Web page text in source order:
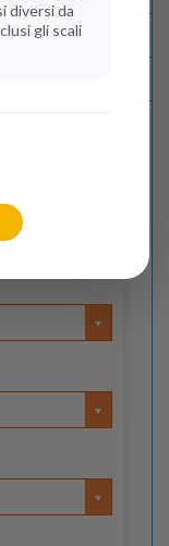
diversi da
gli scali